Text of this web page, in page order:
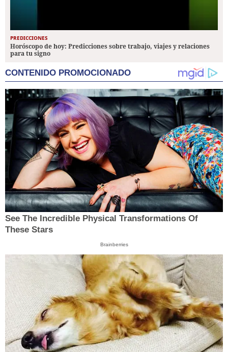
PREDICCIONES
Horóscopo de hoy: Predicciones sobre trabajo, viajes y relaciones
para tu signo
CONTENIDO PROMOCIONADO
See The Incredible Physical Transformations Of
These Stars
Brainberries